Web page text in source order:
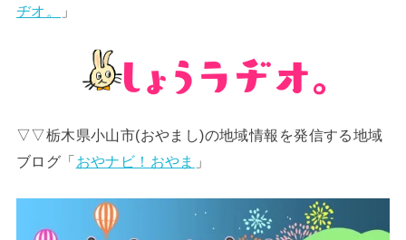
ヂオ。
」
▽▽栃木県小山市(おやまし)の地域情報を発信する地域
ブログ「おやナビ！おやま 」